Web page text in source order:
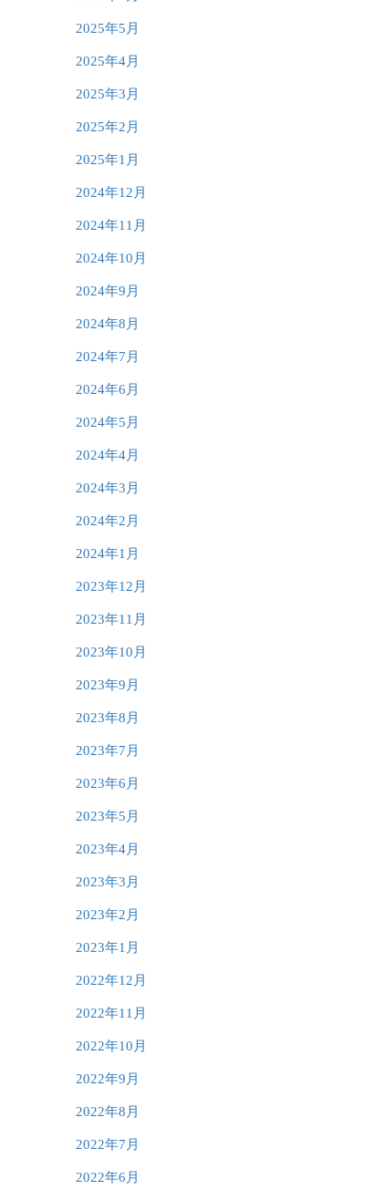
2025年5月
2025年4月
2025年3月
2025年2月
2025年1月
2024年12月
2024年11月
2024年10月
2024年9月
2024年8月
2024年7月
2024年6月
2024年5月
2024年4月
2024年3月
2024年2月
2024年1月
2023年12月
2023年11月
2023年10月
2023年9月
2023年8月
2023年7月
2023年6月
2023年5月
2023年4月
2023年3月
2023年2月
2023年1月
2022年12月
2022年11月
2022年10月
2022年9月
2022年8月
2022年7月
2022年6月